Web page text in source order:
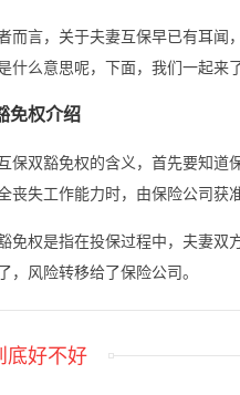
而言，关于夫妻互保早已有耳
什么意思呢，下面，我们一起来
免权介绍
保双豁免权的含义，首先要知道
丧失工作能力时，由保险公司获
免权是指在投保过程中，夫妻双
，风险转移给了保险公司。
底好不好